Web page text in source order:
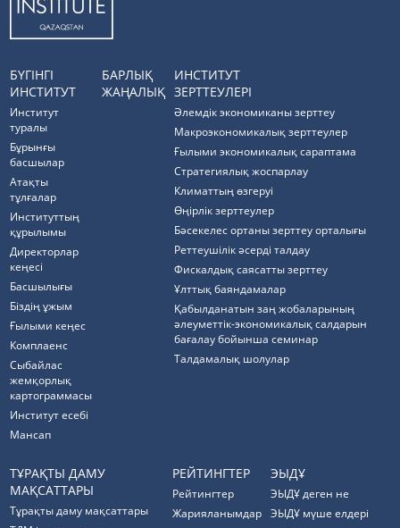
БҮГІНГІ
ИНСТИТУТ
Институт
туралы
Бұрынғы
басшылар
Атақты
тұлғалар
Институттың
құрылымы
Директорлар
кеңесі
Басшылығы
Біздің ұжым
Ғылыми кеңес
Комплаенс
Cыбайлас
жемқорлық
картограммасы
Институт есебі
Мансап
БАРЛЫҚ
ЖАҢАЛЫҚ
ИНСТИТУТ
ЗЕРТТЕУЛЕРІ
Әлемдік экономиканы зерттеу
Макроэкономикалық зерттеулер
Ғылыми экономикалық сараптама
Стратегиялық жоспарлау
Климаттың өзгеруі
Өңірлік зерттеулер
Бәсекелес ортаны зерттеу орталығы
Реттеушілік әсерді талдау
Фискалдық саясатты зерттеу
Ұлттық баяндамалар
Қабылданатын заң жобаларының
әлеуметтік-экономикалық салдарын
бағалау бойынша семинар
Талдамалық шолулар
ТҰРАҚТЫ ДАМУ
МАҚСАТТАРЫ
Тұрақты даму мақсаттары
РЕЙТИНГТЕР
Рейтингтер
Жарияланымдар
ЭЫДҰ
ЭЫДҰ деген не
ЭЫДҰ мүше елдері